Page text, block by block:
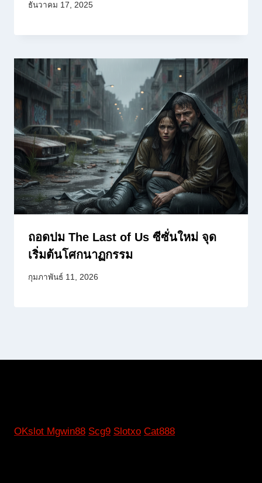
ธันวาคม 17, 2025
ถอดปม The Last of Us ซีซั่นใหม่ จุด
เริ่มต้นโศกนาฏกรรม
กุมภาพันธ์ 11, 2026
OKslot Mgwin88 Scg9 Slotxo Cat888